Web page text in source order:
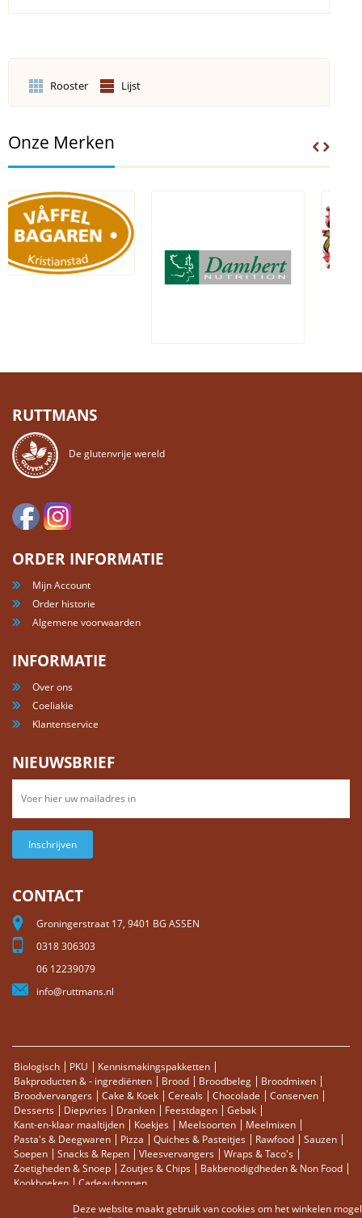
Rooster Lijst
Onze Merken
RUTTMANS
De glutenvrije wereld
ORDER INFORMATIE
Mijn Account
Order historie
Algemene voorwaarden
INFORMATIE
Over ons
Coeliakie
Klantenservice
NIEUWSBRIEF
Inschrijven
CONTACT
Groningerstraat 17, 9401 BG ASSEN
0318 306303
06 12239079
info@ruttmans.nl
Biologisch PKU
Kennismakingspakketten
Bakproducten & - ingrediënten
Brood Broodbeleg
Broodmixen
Broodvervangers
Cake & Koek Cereals Chocolade
Conserven
Desserts
Diepvries Dranken Feestdagen
Gebak
Kant-en-klaar maaltijden
Koekjes Meelsoorten
Meelmixen
Pasta's & Deegwaren
Pizza Quiches & Pasteitjes Rawfood
Sauzen
Soepen
Snacks & Repen Vleesvervangers
Wraps & Taco's
Zoetigheden & Snoep
Zoutjes & Chips
Bakbenodigdheden & Non Food
Kookboeken
Cadeaubonnen
Deze website maakt gebruik van cookies om het winkelen